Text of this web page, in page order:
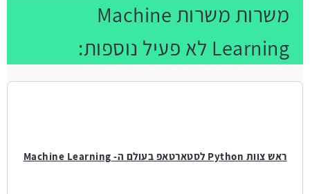
משרות משרות Machine
Learning לא פעיל נוספות:
ראש צוות Python לסטארטאפ בעולם ה- Machine Learning